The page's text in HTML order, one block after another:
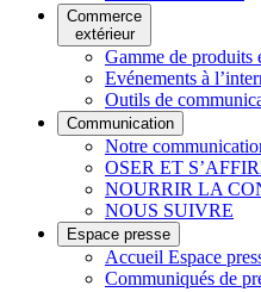
Commerce
extérieur
Gamme de produits
Evénements à
Outils de
Communication
Notre
OSER ET
NOURRIR LA
NOUS SUIVRE
Espace presse
Accueil Espace
Communiqués de